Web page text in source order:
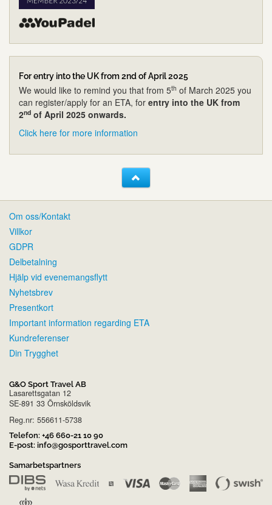
For entry into the UK from 2nd of April 2025
We would like to remind you that from 5th of March 2025 you
can register/apply for an ETA, for entry into the UK from
2nd of April 2025 onwards.
Click here for more information
Om oss/Kontakt
Villkor
GDPR
Delbetalning
Hjälp vid evenemangsflytt
Nyhetsbrev
Presentkort
Important information regarding ETA
Kundreferenser
Din Trygghet
G&O Sport Travel AB
Lasarettsgatan 12
SE-891 33 Örnsköldsvik
Reg.nr: 556611-5738
Telefon: +46 660-21 10 90
E-post: info@gosporttravel.com
Samarbetspartners